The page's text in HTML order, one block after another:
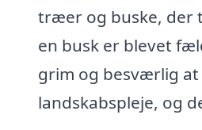
træer og buske, der
en busk er blevet
grim og besværlig
landskabspleje, og